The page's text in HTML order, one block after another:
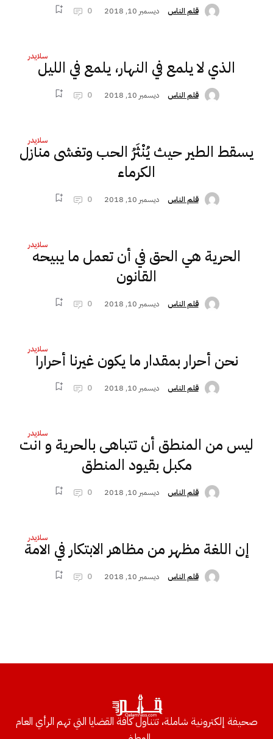
قلم الناس ديسمبر 10, 2018 0
سلايدر
الذي لا يلمع في النهار، يلمع في الليل
قلم الناس ديسمبر 10, 2018 0
سلايدر
يسقط الطير حيث يُنْثَرُ الحب وتغشى منازل
الكرماء
قلم الناس ديسمبر 10, 2018 0
سلايدر
الحرية هي الحق في أن تعمل ما يبيحه
القانون
قلم الناس ديسمبر 10, 2018 0
سلايدر
نحن أحرار بمقدار ما يكون غيرنا أحرارا
قلم الناس ديسمبر 10, 2018 0
سلايدر
ليس من المنطق أن تتباهى بالحرية و أنت
مكبل بقيود المنطق
قلم الناس ديسمبر 10, 2018 0
سلايدر
إن اللغة مظهر من مظاهر الابتكار في الأمة
قلم الناس ديسمبر 10, 2018 0
صحيفة إلكترونية شاملة، تتناول كافة القضايا التي تهم الرأي العام